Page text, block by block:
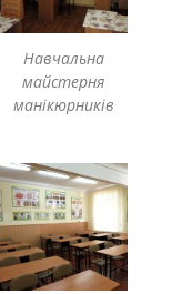
Навчальна
майстерня
манікюрників